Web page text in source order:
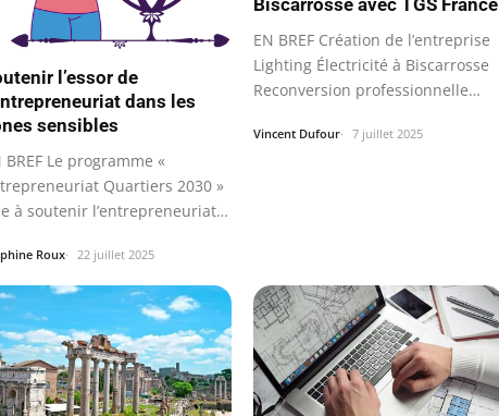
l’essor de
dans les
sensibles
BREF Le programme «
Quartiers 2030 »
à soutenir l’entrepreneuriat
Roux 22 juillet 2025
EN BREF Création de l’entreprise
Lighting Électricité à Biscarrosse
Reconversion professionnelle…
Vincent Dufour 7 juillet 2025